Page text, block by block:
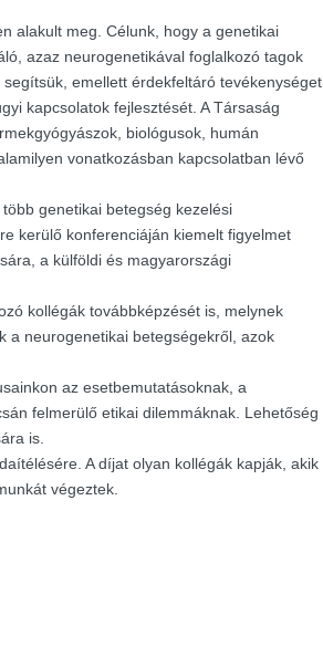
alakult meg. Célunk, hogy a genetikai
azaz neurogenetikával foglalkozó tagok
emellett érdekfeltáró tevékenységet
kapcsolatok fejlesztését. A Társaság
biológusok, humán
vonatkozásban kapcsolatban lévő
genetikai betegség kezelési
kerülő konferenciáján kiemelt figyelmet
a külföldi és magyarországi
kollégák továbbképzését is, melynek
a neurogenetikai betegségekről, azok
az esetbemutatásoknak, a
felmerülő etikai dilemmáknak. Lehetőség
is.
A díjat olyan kollégák kapják, akik
végeztek.